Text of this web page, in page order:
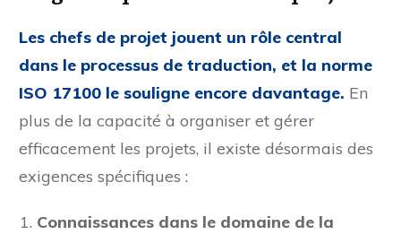
Les chefs de projet jouent un rôle central
dans le processus de traduction, et la norme
ISO 17100 le souligne encore davantage.
plus de la capacité à organiser et gérer
efficacement les projets, il existe désormais des